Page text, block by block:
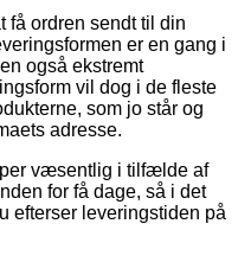
få ordren sendt til din
er en gang i
også ekstremt
vil dog i de fleste
som jo står og
adresse.
væsentlig i tilfælde af
for få dage, så i det
efterser leveringstiden på